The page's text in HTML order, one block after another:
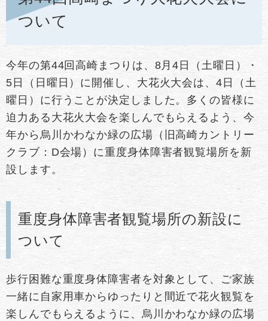
ついて
今年の第44回高崎まつりは、8月4日（土曜日）・
5日（日曜日）に開催し、大花火大会は、4日（土
曜日）に行うことが決定しました。多くの皆様に
迫力ある大花火大会を楽しんでもらえるよう、今
年から烏川かわなか緑の広場（旧高崎カントリー
クラブ：D会場）に重度身体障害者観覧場所を新
設します。
重度身体障害者観覧場所の新設に
ついて
歩行困難な重度身体障害者を対象として、ご家族
一緒に自家用車からゆったりと間近で花火観覧を
楽しんでもらえるように、烏川かわなか緑の広場